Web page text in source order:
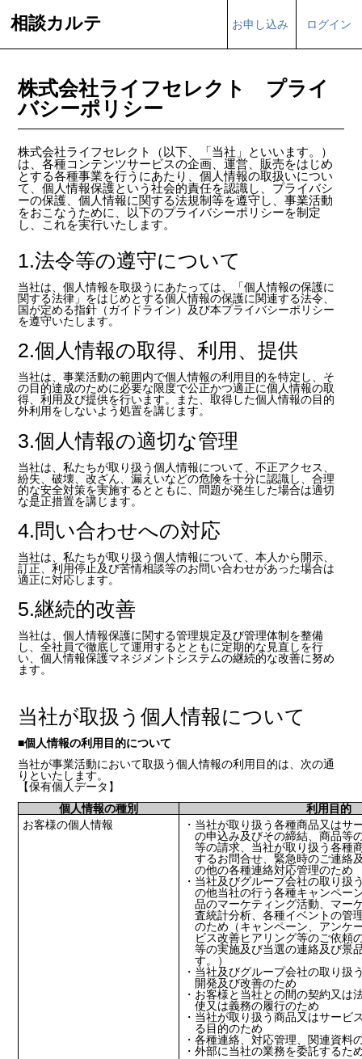
相談カルテ お申し込み ログイン
株式会社ライフセレクト プライ
バシーポリシー
株式会社ライフセレクト（以下、「当社」といいます。）
は、各種コンテンツサービスの企画、運営、販売をはじめ
とする各種事業を行うにあたり、個人情報の取扱いについ
て、個人情報保護という社会的責任を認識し、プライバシ
ーの保護、個人情報に関する法規制等を遵守し、事業活動
をおこなうために、以下のプライバシーポリシーを制定
し、これを実行いたします。
1.法令等の遵守について
当社は、個人情報を取扱うにあたっては、「個人情報の保護に
関する法律」をはじめとする個人情報の保護に関連する法令、
国が定める指針（ガイドライン）及び本プライバシーポリシー
を遵守いたします。
2.個人情報の取得、利用、提供
当社は、事業活動の範囲内で個人情報の利用目的を特定し、そ
の目的達成のために必要な限度で公正かつ適正に個人情報の取
得、利用及び提供を行います。また、取得した個人情報の目的
外利用をしないよう処置を講じます。
3.個人情報の適切な管理
当社は、私たちが取り扱う個人情報について、不正アクセス、
紛失、破壊、改ざん、漏えいなどの危険を十分に認識し、合理
的な安全対策を実施するとともに、問題が発生した場合は適切
な是正措置を講じます。
4.問い合わせへの対応
当社は、私たちが取り扱う個人情報について、本人から開示、
訂正、利用停止及び苦情相談等のお問い合わせがあった場合は
適正に対応します。
5.継続的改善
当社は、個人情報保護に関する管理規定及び管理体制を整備
し、全社員で徹底して運用するとともに定期的な見直しを行
い、個人情報保護マネジメントシステムの継続的な改善に努め
ます。
当社が取扱う個人情報について
■個人情報の利用目的について
当社が事業活動において取扱う個人情報の利用目的は、次の通
りといたします。
【保有個人データ】
個人情報の種別
利用目的
お客様の個人情報
・当社が取り扱う各種商品又はサ
の申込み及びその締結、商品等
等の請求、当社が取り扱う各種
するお問合せ、緊急時のご連絡
の他の各種連絡対応管理のため
・当社及びグループ会社の取り扱
の他当社の行う各種キャンペー
品のマーケティング活動、マー
査統計分析、各種イベントの管
のため（キャンペーン、アンケ
ビス改善ヒアリング等のご依頼
等の実施及び当選の連絡及び景
す。）
・当社及びグループ会社の取り扱
開発及び改善のため
・お客様と当社との間の契約又は
使又は義務の履行のため
・当社が取り扱う商品又はサービ
る目的のため
・各種連絡、対応管理、関連資料
・外部に当社の業務を委託するた